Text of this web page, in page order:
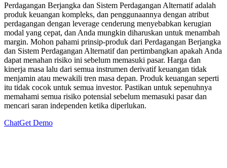
Perdagangan Berjangka dan Sistem Perdagangan Alternatif adalah
produk keuangan kompleks, dan penggunaannya dengan atribut
perdagangan dengan leverage cenderung menyebabkan kerugian
modal yang cepat, dan Anda mungkin diharuskan untuk menambah
margin. Mohon pahami prinsip-produk dari Perdagangan Berjangka
dan Sistem Perdagangan Alternatif dan pertimbangkan apakah Anda
dapat menahan risiko ini sebelum memasuki pasar. Harga dan
kinerja masa lalu dari semua instrumen derivatif keuangan tidak
menjamin atau mewakili tren masa depan. Produk keuangan seperti
itu tidak cocok untuk semua investor. Pastikan untuk sepenuhnya
memahami semua risiko potensial sebelum memasuki pasar dan
mencari saran independen ketika diperlukan.
ChatGet Demo